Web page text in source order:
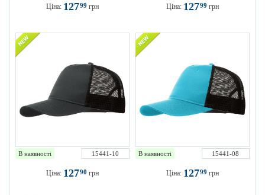
Ціна: 12799 грн Ціна: 12799 грн
В наявності 15441-10
Ціна: 12790 грн
В наявності 15441-08
Ціна: 12799 грн